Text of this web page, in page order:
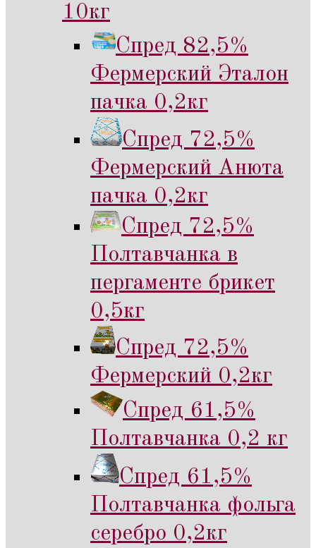
10кг
Спред 82,5%
Фермерский Эталон
пачка 0,2кг
Спред 72,5%
Фермерский Анюта
пачка 0,2кг
Спред 72,5%
Полтавчанка в
пергаменте брикет
0,5кг
Спред 72,5%
Фермерский 0,2кг
Спред 61,5%
Полтавчанка 0,2 кг
Спред 61,5%
Полтавчанка фольга
серебро 0,2кг